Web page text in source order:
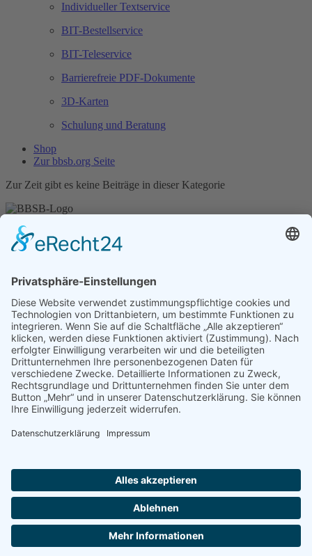
Individueller Textservice
BIT-Bestellservice
BIT-Teleservice
Barrierefreie PDF-Dokumente
3D-Karten
Schulung und Beratung
Shop
Zur bbsb.org Seite
Zur Zeit gibt es keine Beiträge in dieser Kategorie
Unser Angebot
Shop
Datenschutz
Kontakt
Transparenzerklärung
BBSB-Inform: täglich aktualisierte Infos
für sehbehinderte und blinde Menschen
Anmeldung Newsletter BBSB-Inform
Unser Newsletter für Unterstützer